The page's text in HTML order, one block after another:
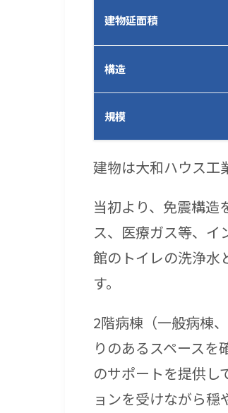
建物延面積
構造
規模
建物は大和ハウス工
当初より、免震構造
ス、医療ガス等、イ
館のトイレの洗浄水
す。
2階病棟（一般病棟
りのあるスペース
のサポートを提供し
ョンを受けながら